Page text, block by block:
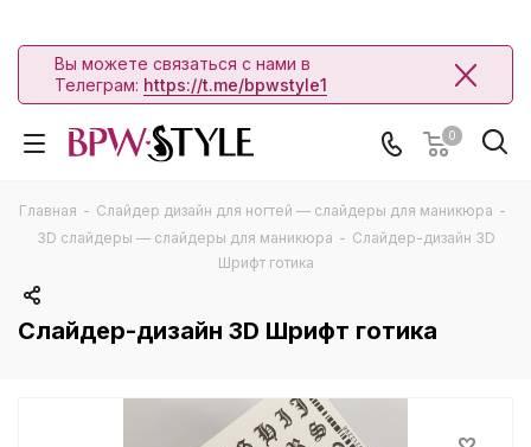
Вы можете связаться с нами в
Телеграм: https://t.me/bpwstyle1
0
Главная - Слайдер дизайн для ногтей — слайдеры для маникюра -
3D слайдеры — слайдеры для маникюра - Слайдер-дизайн 3D
Шрифт готика
Слайдер-дизайн 3D Шрифт готика